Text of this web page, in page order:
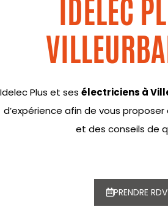
IDELEC
Idelec Plus et ses électriciens à
d’expérience afin de vous
et des conseils de
PRENDRE RDV